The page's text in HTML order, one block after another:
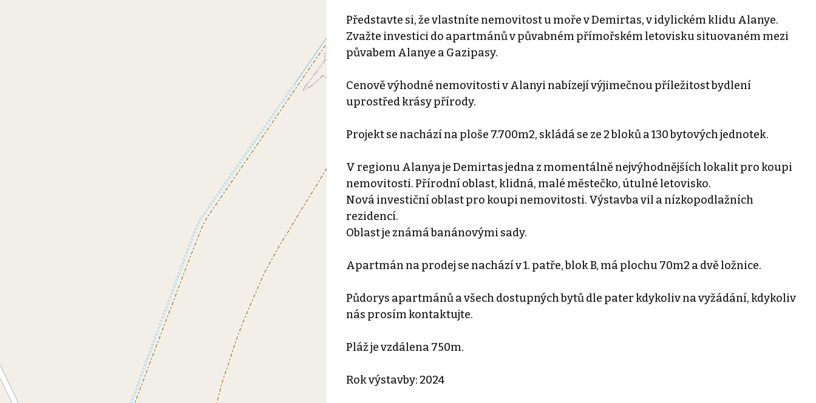
Představte si, že vlastníte nemovitost u moře v Demirtas, v idylickém klidu Alanye.
Zvažte investici do apartmánů v půvabném přímořském letovisku situovaném mezi
půvabem Alanye a Gazipasy.
Cenově výhodné nemovitosti v Alanyi nabízejí výjimečnou příležitost bydlení
uprostřed krásy přírody.
Projekt se nachází na ploše 7.700m2, skládá se ze 2 bloků a 130 bytových jednotek.
V regionu Alanya je Demirtas jedna z momentálně nejvýhodnějších lokalit pro koupi
nemovitosti. Přírodní oblast, klidná, malé městečko, útulné letovisko.
Nová investiční oblast pro koupi nemovitosti. Výstavba vil a nízkopodlažních
rezidencí.
Oblast je známá banánovými sady.
Apartmán na prodej se nachází v 1. patře, blok B, má plochu 70m2 a dvě ložnice.
Půdorys apartmánů a všech dostupných bytů dle pater kdykoliv na vyžádání, kdykoliv
nás prosím kontaktujte.
Pláž je vzdálena 750m.
Rok výstavby: 2024